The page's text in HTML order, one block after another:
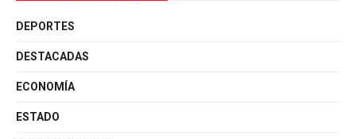
DEPORTES
DESTACADAS
ECONOMÍA
ESTADO